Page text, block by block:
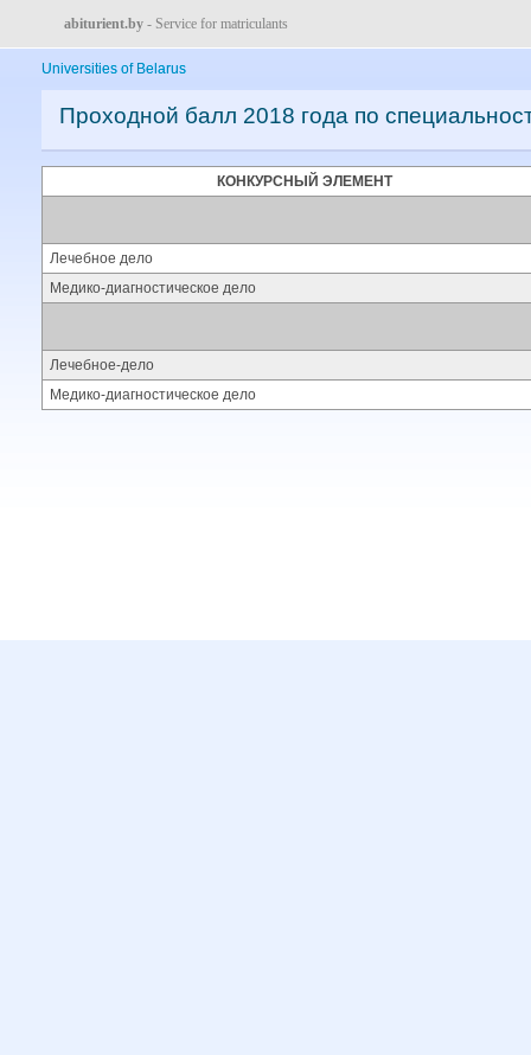
abiturient.by - Service for matriculants
Universities of Belarus
Проходной балл 2018 года по
КОНКУРСНЫЙ ЭЛЕМЕНТ
Лечебное дело
Медико-диагностическое дело
Лечебное-дело
Медико-диагностическое дело